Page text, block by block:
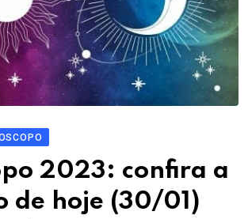
2023: confira a
de hoje (30/01)